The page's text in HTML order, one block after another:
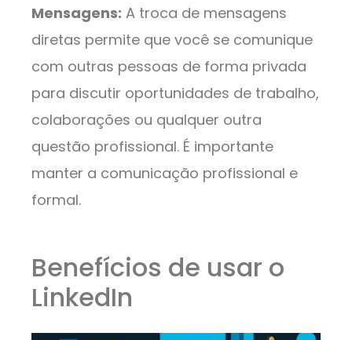
Mensagens: A troca de mensagens
diretas permite que você se comunique
com outras pessoas de forma privada
para discutir oportunidades de trabalho,
colaborações ou qualquer outra
questão profissional. É importante
manter a comunicação profissional e
formal.
Benefícios de usar o
LinkedIn